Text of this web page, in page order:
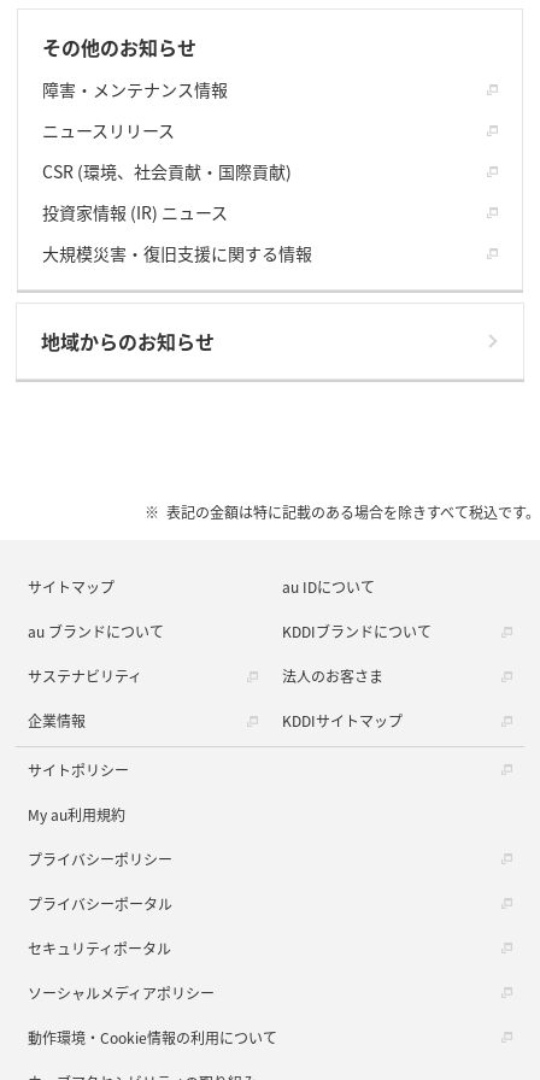
その他のお知らせ
障害・メンテナンス情報
ニュースリリース
CSR (環境、社会貢献・国際貢献)
投資家情報 (IR) ニュース
大規模災害・復旧支援に関する情報
地域からのお知らせ
表記の金額は特に記載のある場合を除きすべて税込です。
サイトマップ au IDについて
au ブランドについて KDDIブランドについて
サステナビリティ 法人のお客さま
企業情報 KDDIサイトマップ
サイトポリシー
My au利用規約
プライバシーポリシー
プライバシーポータル
セキュリティポータル
ソーシャルメディアポリシー
動作環境・Cookie情報の利用について